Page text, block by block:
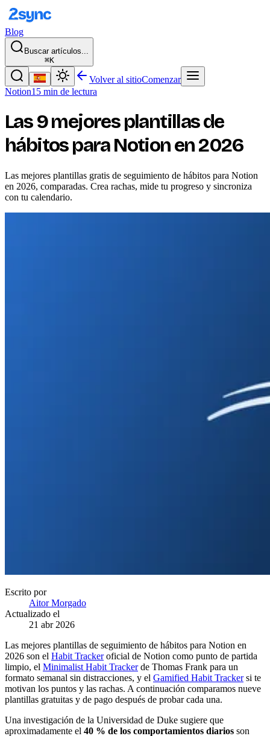
Blog
Buscar artículos...
⌘K
Volver al sitioComenzar
Notion15 min de lectura
Las 9 mejores plantillas de
hábitos para Notion en 2026
Las mejores plantillas gratis de seguimiento de hábitos para Notion
en 2026, comparadas. Crea rachas, mide tu progreso y sincroniza
con tu calendario.
Escrito por
Aitor Morgado
Actualizado el
21 abr 2026
Las mejores plantillas de seguimiento de hábitos para Notion en
2026 son el Habit Trackeroficial de Notion como punto de partida
limpio, el Minimalist Habit Trackerde Thomas Frank para un
formato semanal sin distracciones, y el Gamified Habit Trackersi te
motivan los puntos y las rachas. A continuación comparamos nueve
plantillas gratuitas y de pago después de probar cada una.
Una investigación de la Universidad de Duke sugiere que
aproximadamente el 40 % de los comportamientos diarios son